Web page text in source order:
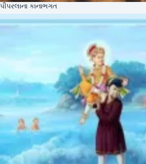
પીપરલાના કાનાભગત